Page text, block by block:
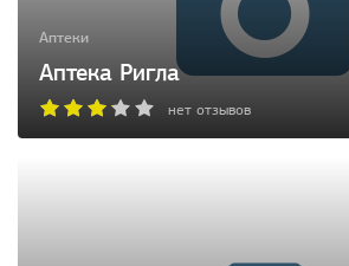
Аптеки
Аптека Ригла
нет отзывов